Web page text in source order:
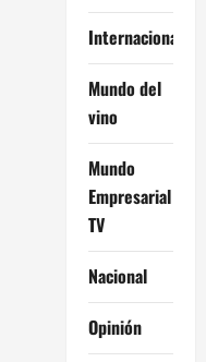
Internacional
Mundo del
vino
Mundo
Empresarial
TV
Nacional
Opinión